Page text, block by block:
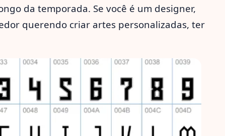
da temporada. Se você é um designer,
querendo criar artes personalizadas, ter